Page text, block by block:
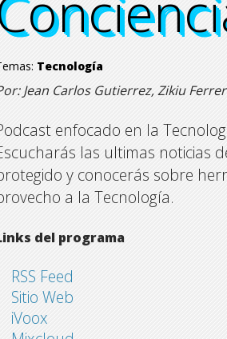
Tecnología
Jean Carlos Gutierrez, Zikiu Ferrer
enfocado en la
las ultimas noticias
y conocerás sobre
a la Tecnología.
del programa
RSS Feed
Sitio Web
iVoox